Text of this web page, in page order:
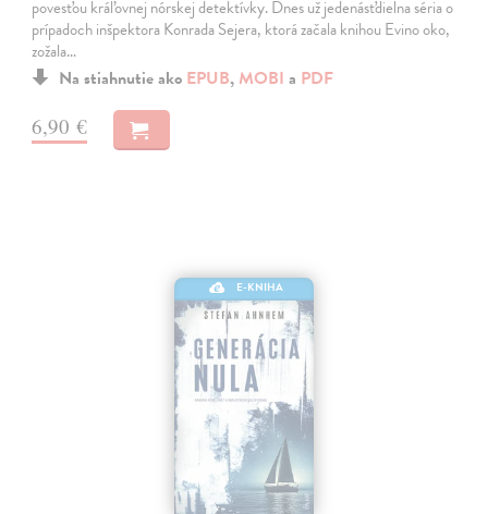
povesťou kráľovnej nórskej detektívky. Dnes už jedenásťdielna séria o
prípadoch inšpektora Konrada Sejera, ktorá začala knihou Evino oko,
zožala…
Na stiahnutie ako EPUB, MOBI a PDF
6,90 €
E-KNIHA